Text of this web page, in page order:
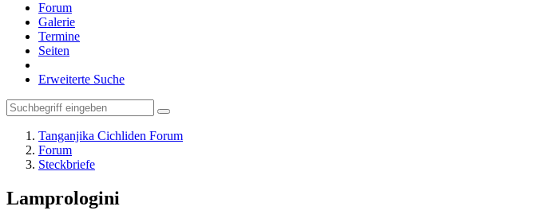
Forum
Galerie
Termine
Seiten
Erweiterte Suche
Tanganjika Cichliden Forum
Forum
Steckbriefe
Lamprologini